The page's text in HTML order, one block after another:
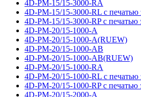
4D-PM-15/15-3000-RA
4D-PM-15/15-3000-RL с печатью
4D-PM-15/15-3000-RP с печатью
4D-PM-20/15-1000-A
4D-PM-20/15-1000-A(RUEW)
4D-PM-20/15-1000-AB
4D-PM-20/15-1000-AB(RUEW)
4D-PM-20/15-1000-RA
4D-PM-20/15-1000-RL с печатью
4D-PM-20/15-1000-RP с печатью
4D-PM-20/15-2000-A